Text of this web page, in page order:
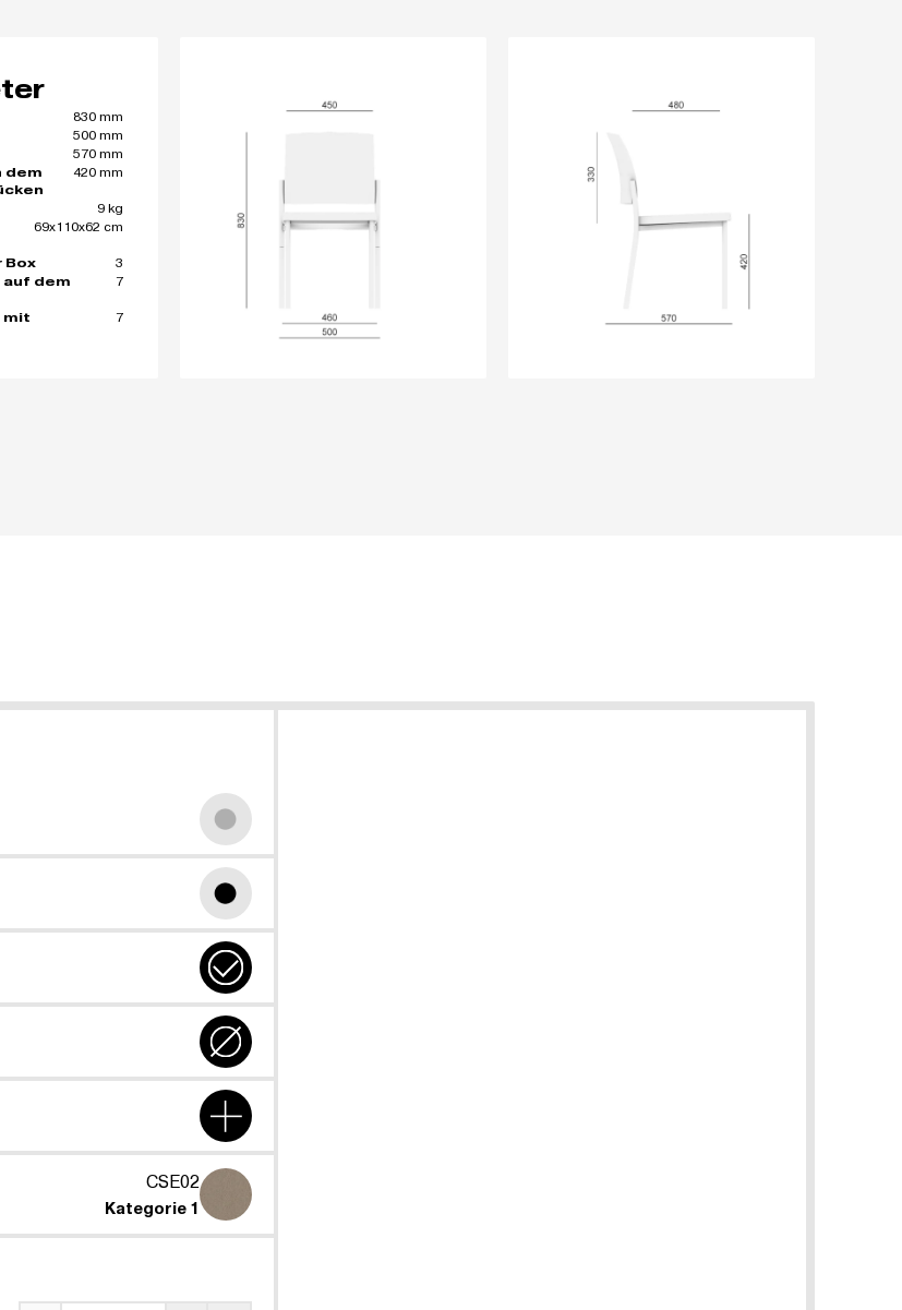
830 mm
500 mm
570 mm
dem
420 mm
9 kg
69x110x62 cm
Box
3
dem
7
mit
7
CSE02
Kategorie 1